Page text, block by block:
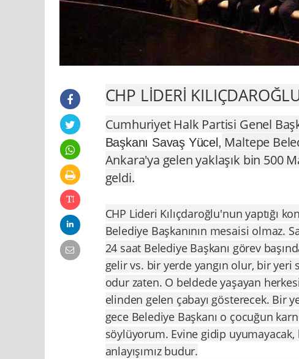
CHP LİDERİ
Cumhuriyet Halk Partisi Genel
Başkanı Savaş Yücel, Maltepe
Ankara'ya gelen yaklaşık bin 500
geldi.
CHP Lideri Kılıçdaroğlu'nun yaptığı
Belediye Başkanının mesaisi olmaz.
24 saat Belediye Başkanı görev
gelir vs. bir yerde yangın olur, bir yeri
odur zaten. O beldede yaşayan
elinden gelen çabayı gösterecek. Bir
gece Belediye Başkanı o çocuğun
söylüyorum. Evine gidip
anlayışımız budur.